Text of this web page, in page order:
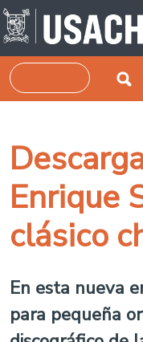
Pasar al contenido
Buscar
Enrique
clásico
En esta nueva
para pequeña